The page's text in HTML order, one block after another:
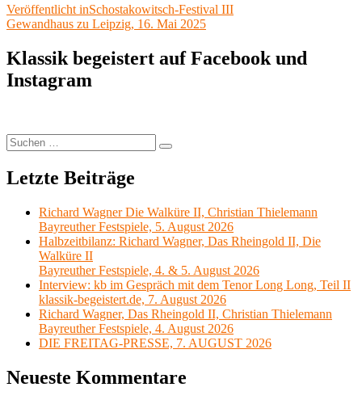
Beitragsnavigation
Veröffentlicht inSchostakowitsch-Festival III
Gewandhaus zu Leipzig, 16. Mai 2025
Klassik begeistert auf Facebook und
Instagram
Suchen
nach:
Suchen
Letzte Beiträge
Richard Wagner Die Walküre II, Christian Thielemann
Bayreuther Festspiele, 5. August 2026
Halbzeitbilanz: Richard Wagner, Das Rheingold II, Die
Walküre II
Bayreuther Festspiele, 4. & 5. August 2026
Interview: kb im Gespräch mit dem Tenor Long Long, Teil II
klassik-begeistert.de, 7. August 2026
Richard Wagner, Das Rheingold II, Christian Thielemann
Bayreuther Festspiele, 4. August 2026
DIE FREITAG-PRESSE, 7. AUGUST 2026
Neueste Kommentare